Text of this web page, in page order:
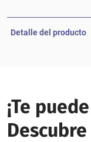
Detalle del producto
¡Te